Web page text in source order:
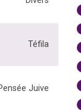
Téfila
Juive